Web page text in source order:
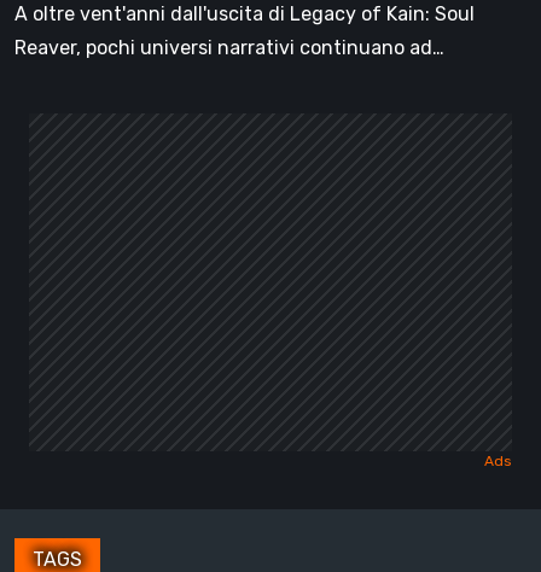
A oltre vent'anni dall'uscita di Legacy of Kain: Soul
Reaver, pochi universi narrativi continuano ad…
TAGS